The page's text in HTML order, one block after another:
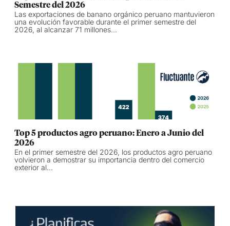
Semestre del 2026
Las exportaciones de banano orgánico peruano mantuvieron
una evolución favorable durante el primer semestre del
2026, al alcanzar 71 millones...
Top 5 productos agro peruano: Enero a Junio del
2026
En el primer semestre del 2026, los productos agro peruano
volvieron a demostrar su importancia dentro del comercio
exterior al...